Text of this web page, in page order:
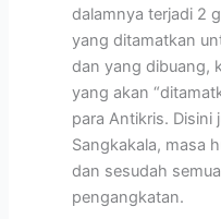
dalamnya terjadi 2
yang ditamatkan
dan yang dibuang,
yang akan
para Antikris. Disini
Sangkakala, masa
dan sesudah
pengangkatan.